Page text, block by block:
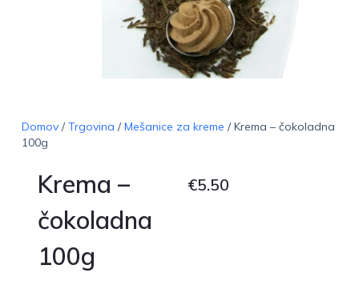
Domov/Trgovina /Mešanice za kreme / Krema – čokoladna
100g
Krema –
čokoladna
100g
€5.50